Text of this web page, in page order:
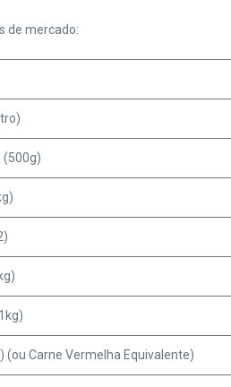
de mercado:
(500g)
(ou Carne Vermelha Equivalente)